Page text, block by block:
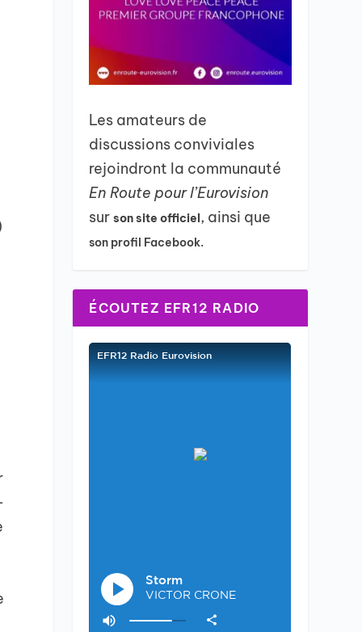
Les amateurs de
discussions conviviales
rejoindront la communauté
En Route pour l’Eurovision
surson site officiel, ainsi que
son profil Facebook.
ÉCOUTEZ EFR12 RADIO